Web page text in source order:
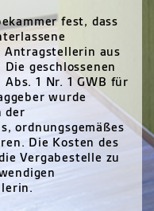
fest, dass
Antragstellerin aus
geschlossenen
1 Nr. 1 GWB für
wurde
der
ordnungsgemäßes
Die Kosten des
Vergabestelle zu